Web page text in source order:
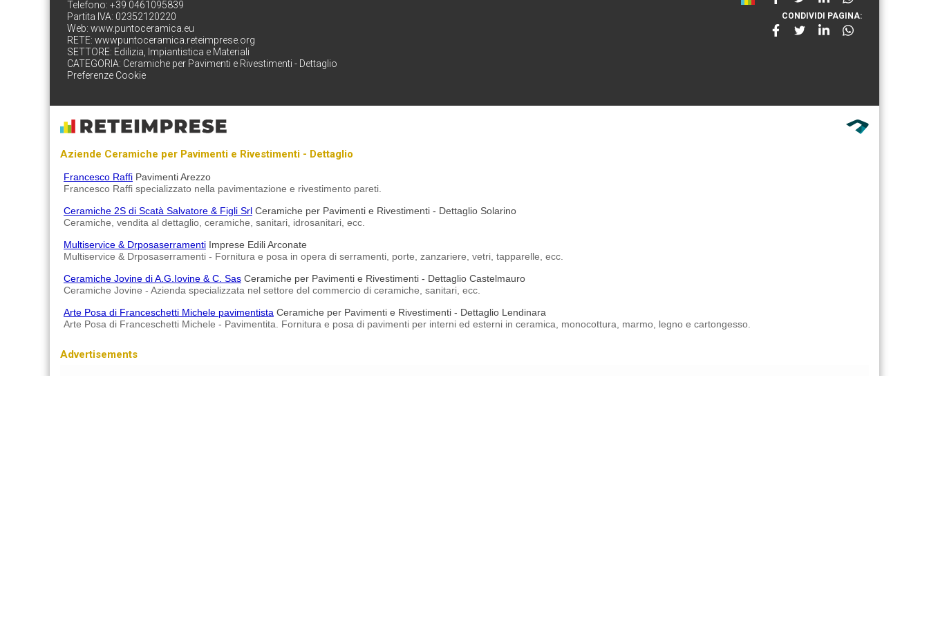
Telefono: +39 0461095839
Partita IVA: 02352120220
Web: www.puntoceramica.eu
RETE: wwwpuntoceramica.reteimprese.org
SETTORE: Edilizia, Impiantistica e Materiali
CATEGORIA: Ceramiche per Pavimenti e Rivestimenti - Dettaglio
Preferenze Cookie
CONDIVIDI PAGINA:
Aziende Ceramiche per Pavimenti e Rivestimenti - Dettaglio
Francesco Raffi Pavimenti Arezzo
Francesco Raffi specializzato nella pavimentazione e rivestimento pareti.
Ceramiche 2S di Scatà Salvatore & Figli Srl Ceramiche per Pavimenti e Rivestimenti - Dettaglio Solarino
Ceramiche, vendita al dettaglio, ceramiche, sanitari, idrosanitari, ecc.
Multiservice & Drposaserramenti Imprese Edili Arconate
Multiservice & Drposaserramenti - Fornitura e posa in opera di serramenti, porte, zanzariere, vetri, tapparelle, ecc.
Ceramiche Jovine di A.G.Iovine & C. Sas Ceramiche per Pavimenti e Rivestimenti - Dettaglio Castelmauro
Ceramiche Jovine - Azienda specializzata nel settore del commercio di ceramiche, sanitari, ecc.
Arte Posa di Franceschetti Michele pavimentista Ceramiche per Pavimenti e Rivestimenti - Dettaglio Lendinara
Arte Posa di Franceschetti Michele - Pavimentita. Fornitura e posa di pavimenti per interni ed esterni in ceramica, monocottura, marmo, legno e cartongesso.
Advertisements